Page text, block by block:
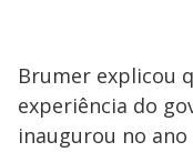
Brumer explicou
experiência do
inaugurou no ano